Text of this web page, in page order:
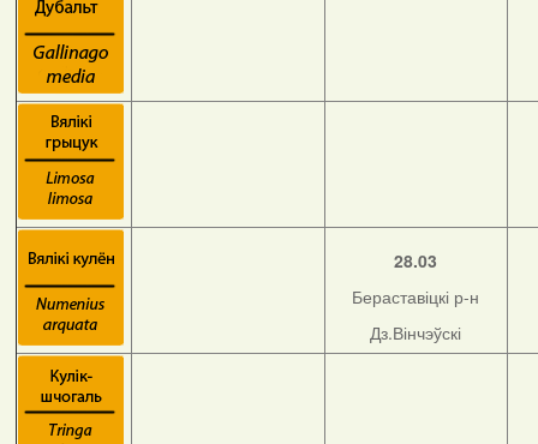
28.03
Бераставіцкі р-н
Дз.Вінчэўскі